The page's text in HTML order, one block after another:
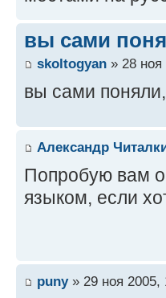
вы сами
skoltogyan » 28 ноя
вы сами
Александр
Попробую вам
языком, если
puny» 29 ноя 2005,